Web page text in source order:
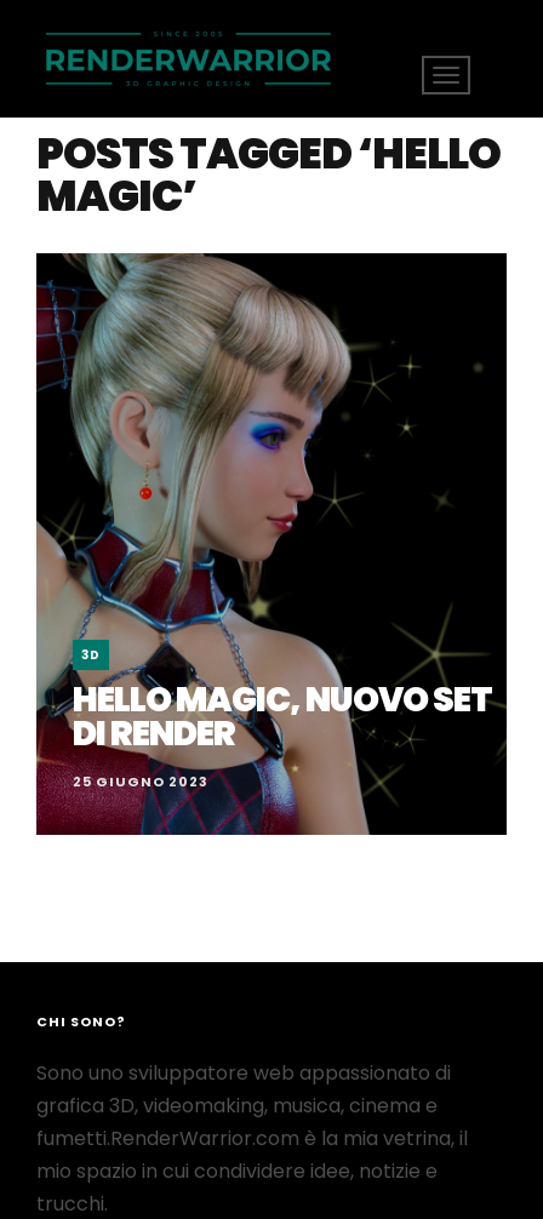
POSTS TAGGED ‘HELLO
MAGIC’
3D
HELLO MAGIC, NUOVO SET
DI RENDER
25 GIUGNO 2023
CHI SONO?
Sono uno sviluppatore web appassionato di
grafica 3D, videomaking, musica, cinema e
fumetti.RenderWarrior.com è la mia vetrina, il
mio spazio in cui condividere idee, notizie e
trucchi.